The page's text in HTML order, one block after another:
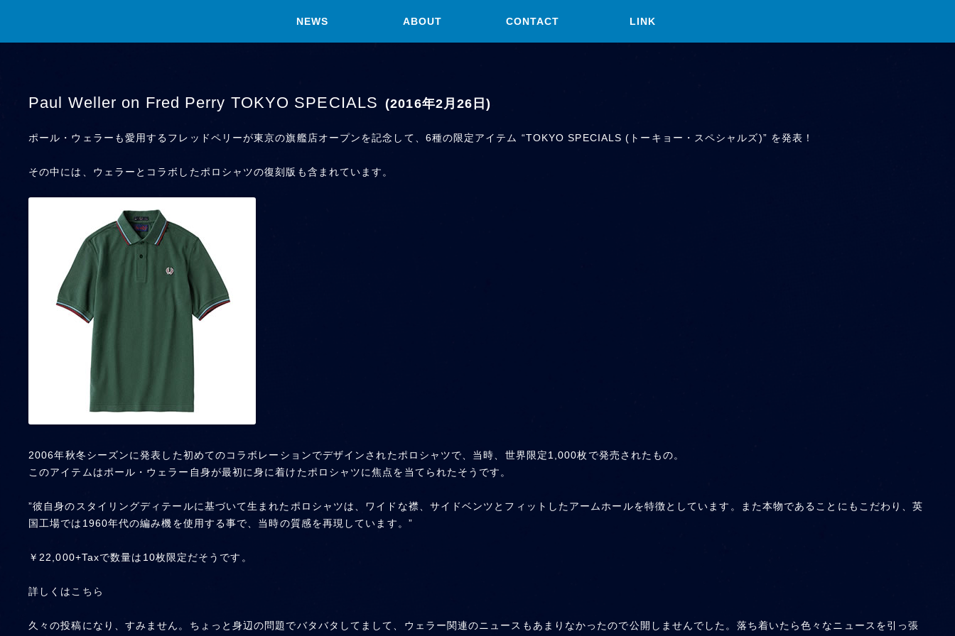
NEWS ABOUT CONTACT LINK
Paul Weller on Fred Perry TOKYO SPECIALS (2016年2月26日)
ポール・ウェラーも愛用するフレッドペリーが東京の旗艦店オープンを記念して、6種の限定アイテム “TOKYO SPECIALS (トーキョー・スペシャルズ)” を発表！
その中には、ウェラーとコラボしたポロシャツの復刻版も含まれています。
2006年秋冬シーズンに発表した初めてのコラボレーションでデザインされたポロシャツで、当時、世界限定1,000枚で発売されたもの。
このアイテムはポール・ウェラー自身が最初に身に着けたポロシャツに焦点を当てられたそうです。
”彼自身のスタイリングディテールに基づいて生まれたポロシャツは、ワイドな襟、サイドベンツとフィットしたアームホールを特徴としています。また本物であることにもこだわり、英
国工場では1960年代の編み機を使用する事で、当時の質感を再現しています。”
￥22,000+Taxで数量は10枚限定だそうです。
詳しくは こちら
久々の投稿になり、すみません。ちょっと身辺の問題でバタバタしてまして、ウェラー関連のニュースもあまりなかったので公開しませんでした。落ち着いたら色々なニュースを引っ張